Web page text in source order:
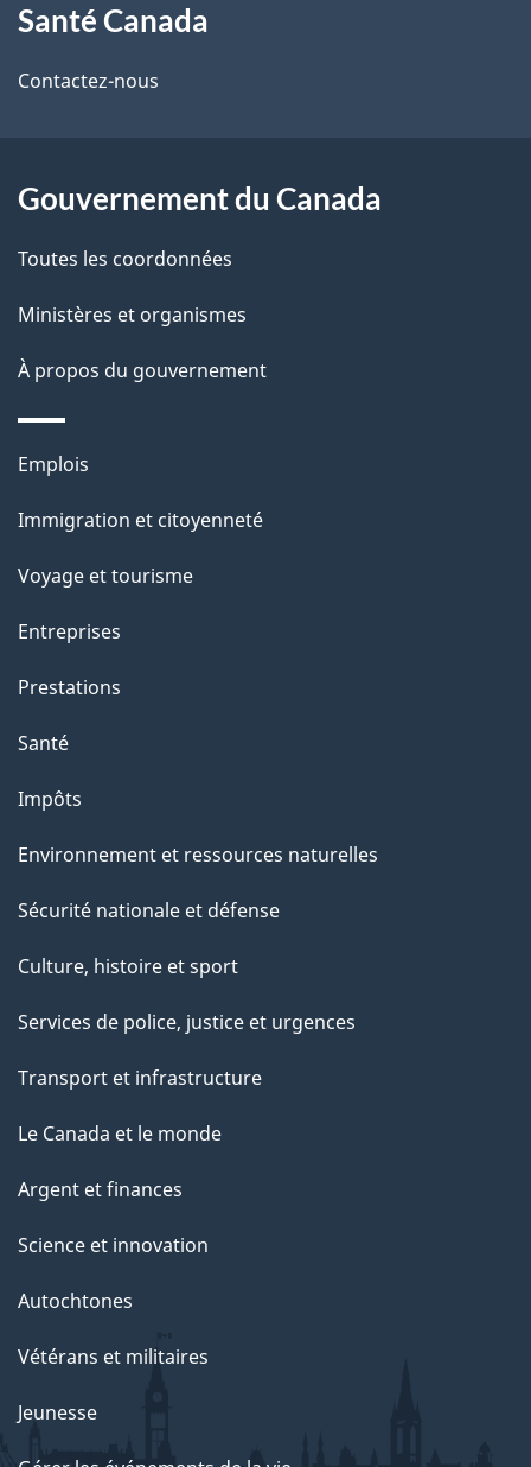
i
l
d
e
p
a
propos
de
site
Santé Canada
Contactez-nous
Gouvernement du Canada
Toutes les coordonnées
Ministères et organismes
À propos du gouvernement
Thèmes
sujets
Emplois
Immigration et citoyenneté
Voyage et tourisme
Entreprises
Prestations
Santé
Impôts
Environnement et ressources naturelles
Sécurité nationale et défense
Culture, histoire et sport
Services de police, justice et urgences
Transport et infrastructure
Le Canada et le monde
Argent et finances
Science et innovation
Autochtones
Vétérans et militaires
Jeunesse